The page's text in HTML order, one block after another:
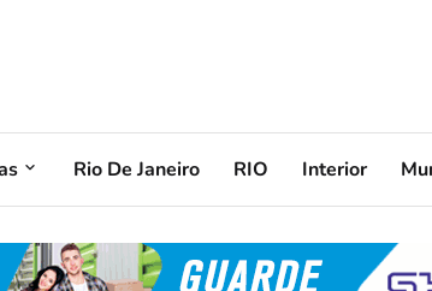
Rio De Janeiro RIO Interior